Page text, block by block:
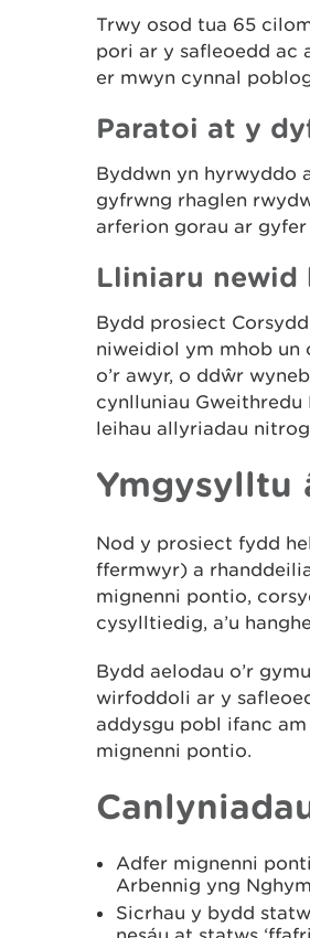
Trwy osod tua 65
pori ar y safleoedd ac
er mwyn cynnal
Paratoi at y
Byddwn yn hyrwyddo
gyfrwng rhaglen
arferion gorau ar
Lliniaru newid
Bydd prosiect
niweidiol ym mhob un
o’r awyr, o ddŵr
cynlluniau
leihau allyriadau
Ymgysylltu
Nod y prosiect fydd
ffermwyr) a
mignenni pontio,
cysylltiedig, a’u
Bydd aelodau o’r
wirfoddoli ar y
addysgu pobl ifanc
mignenni pontio.
Adfer mignenni
Arbennig yng
Sicrhau y bydd